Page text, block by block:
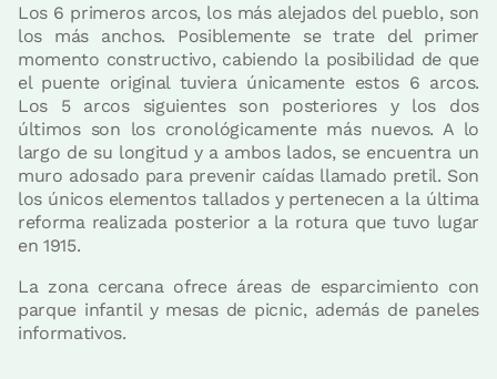
Los 6 primeros arcos, los más alejados del pueblo, son
los más anchos. Posiblemente se trate del primer
momento constructivo, cabiendo la posibilidad de que
el puente original tuviera únicamente estos 6 arcos.
Los 5 arcos siguientes son posteriores y los dos
últimos son los cronológicamente más nuevos. A lo
largo de su longitud y a ambos lados, se encuentra un
muro adosado para prevenir caídas llamado pretil. Son
los únicos elementos tallados y pertenecen a la última
reforma realizada posterior a la rotura que tuvo lugar
en 1915.
La zona cercana ofrece áreas de esparcimiento con
parque infantil y mesas de picnic, además de paneles
informativos.